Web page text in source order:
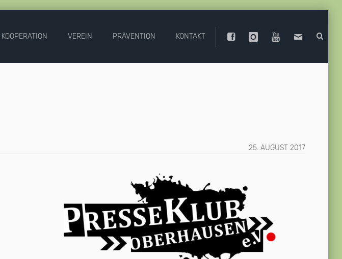
KOOPERATION VEREIN PRÄVENTION KONTAKT
25. AUGUST 2017